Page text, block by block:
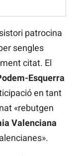
patrocina
sengles
citat. El
Esquerra
en tant
«rebutgen
Valenciana